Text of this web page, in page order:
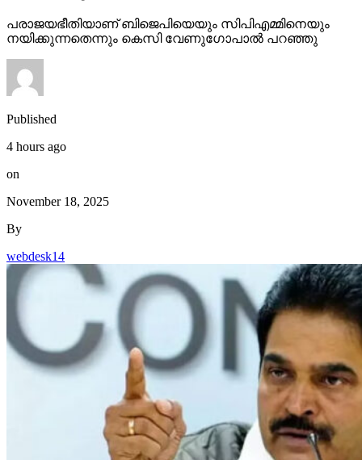
പരാജയഭീതിയാണ് ബിജെപിയെയും സിപിഎമ്മിനെയും
നയിക്കുന്നതെന്നും കെസി വേണുഗോപാല്‍ പറഞ്ഞു
Published
4 hours ago
on
November 18, 2025
By
webdesk14